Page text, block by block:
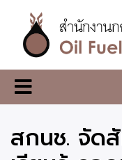
content
สำนักงาน
กองทุน
น้ำมัน
สกนช. จัด